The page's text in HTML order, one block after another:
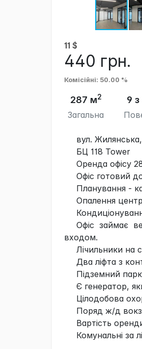
11 $
440 грн.
Комісійні: 50.00 %
287 м2
Загальна
9 з
вул. Жилянська,
БЦ 118 Tower
Оренда офісу
Офіс готовий
Планування -
Опалення
Офіс займає
входом.
Лічильники на
Два ліфта з
Підземний
Є генератор,
Цілодобова
Поряд ж/д
Вартість
Комунальні за